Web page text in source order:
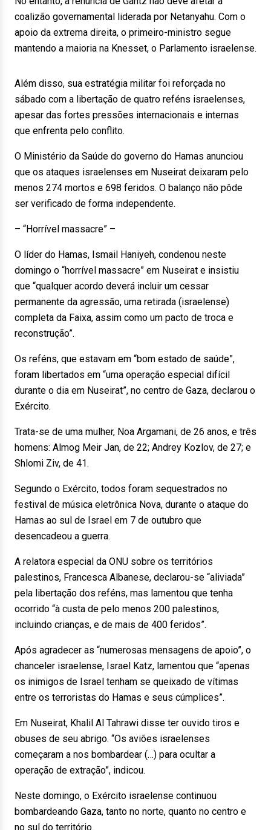
coalizão governamental liderada por Netanyahu. Com o
apoio da extrema direita, o primeiro-ministro segue
mantendo a maioria na Knesset, o Parlamento israelense.
Além disso, sua estratégia militar foi reforçada no
sábado com a libertação de quatro reféns israelenses,
apesar das fortes pressões internacionais e internas
que enfrenta pelo conflito.
O Ministério da Saúde do governo do Hamas anunciou
que os ataques israelenses em Nuseirat deixaram pelo
menos 274 mortos e 698 feridos. O balanço não pôde
ser verificado de forma independente.
– “Horrível massacre” –
O líder do Hamas, Ismail Haniyeh, condenou neste
domingo o “horrível massacre” em Nuseirat e insistiu
que “qualquer acordo deverá incluir um cessar
permanente da agressão, uma retirada (israelense)
completa da Faixa, assim como um pacto de troca e
reconstrução”.
Os reféns, que estavam em “bom estado de saúde”,
foram libertados em “uma operação especial difícil
durante o dia em Nuseirat”, no centro de Gaza, declarou o
Exército.
Trata-se de uma mulher, Noa Argamani, de 26 anos, e três
homens: Almog Meir Jan, de 22; Andrey Kozlov, de 27; e
Shlomi Ziv, de 41.
Segundo o Exército, todos foram sequestrados no
festival de música eletrônica Nova, durante o ataque do
Hamas ao sul de Israel em 7 de outubro que
desencadeou a guerra.
A relatora especial da ONU sobre os territórios
palestinos, Francesca Albanese, declarou-se “aliviada”
pela libertação dos reféns, mas lamentou que tenha
ocorrido “à custa de pelo menos 200 palestinos,
incluindo crianças, e de mais de 400 feridos”.
Após agradecer as “numerosas mensagens de apoio”, o
chanceler israelense, Israel Katz, lamentou que “apenas
os inimigos de Israel tenham se queixado de vítimas
entre os terroristas do Hamas e seus cúmplices”.
Em Nuseirat, Khalil Al Tahrawi disse ter ouvido tiros e
obuses de seu abrigo. “Os aviões israelenses
começaram a nos bombardear (…) para ocultar a
operação de extração”, indicou.
Neste domingo, o Exército israelense continuou
bombardeando Gaza, tanto no norte, quanto no centro e
no sul do território.